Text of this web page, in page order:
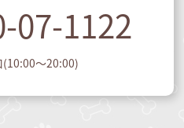
07-1122
～20:00)